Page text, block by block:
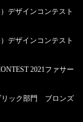
・10/10(月）と
デザインコンテスト
デザインコンテスト
2021ファサー
リック部門 ブロンズ